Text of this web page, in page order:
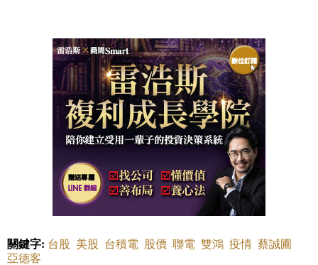
關鍵字: 台股 美股 台積電 股價 聯電 雙鴻 疫情 蔡誠圃
亞德客